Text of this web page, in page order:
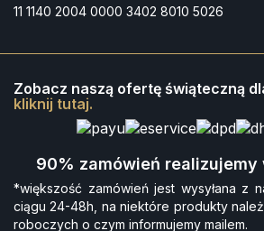
11 1140 2004 0000 3402 8010 5026
Zobacz naszą ofertę świąteczną
kliknij tutaj.
90% zamówień realizujemy
*większość zamówień jest wysyłana z
ciągu 24-48h, na niektóre produkty
roboczych o czym informujemy mailem.